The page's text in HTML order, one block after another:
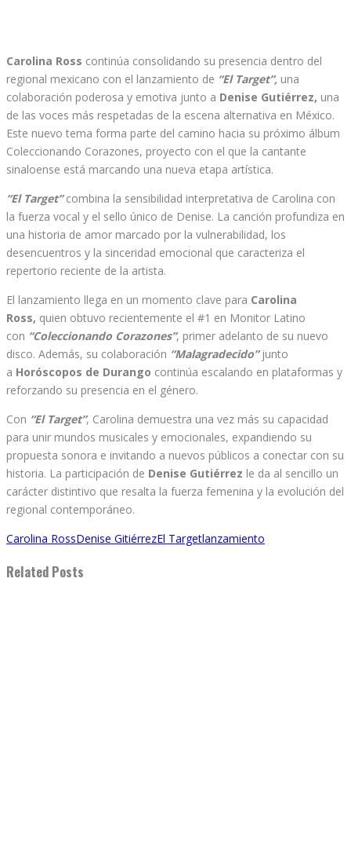
Carolina Ross continúa consolidando su presencia dentro del
regional mexicano con el lanzamiento de “El Target”, una
colaboración poderosa y emotiva junto a Denise Gutiérrez, una
de las voces más respetadas de la escena alternativa en México.
Este nuevo tema forma parte del camino hacia su próximo álbum
Coleccionando Corazones, proyecto con el que la cantante
sinaloense está marcando una nueva etapa artística.
“El Target”combina la sensibilidad interpretativa de Carolina con
la fuerza vocal y el sello único de Denise. La canción profundiza en
una historia de amor marcado por la vulnerabilidad, los
desencuentros y la sinceridad emocional que caracteriza el
repertorio reciente de la artista.
El lanzamiento llega en un momento clave para Carolina
Ross, quien obtuvo recientemente el #1 en Monitor Latino
con “Coleccionando Corazones”, primer adelanto de su nuevo
disco. Además, su colaboración “Malagradecido”junto
a Horóscopos de Durango continúa escalando en plataformas y
reforzando su presencia en el género.
Con “El Target”, Carolina demuestra una vez más su capacidad
para unir mundos musicales y emocionales, expandiendo su
propuesta sonora e invitando a nuevos públicos a conectar con su
historia. La participación de Denise Gutiérrez le da al sencillo un
carácter distintivo que resalta la fuerza femenina y la evolución del
regional contemporáneo.
Carolina RossDenise GitiérrezEl Targetlanzamiento
Related Posts